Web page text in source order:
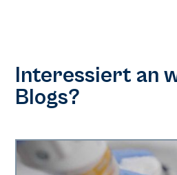
Interessiert an
Blogs?